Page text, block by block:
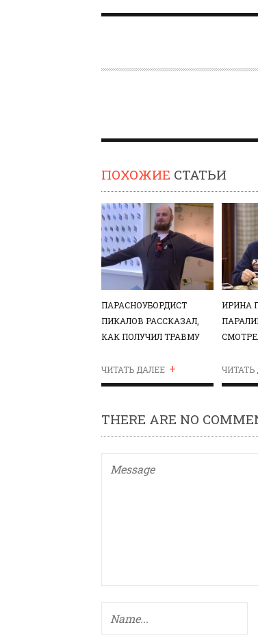
ПОХОЖИЕ СТАТЬИ
ПАРАСНОУБОРДИСТ
ПИКАЛОВ РАССКАЗАЛ,
КАК ПОЛУЧИЛ ТРАВМУ
ЧИТАТЬ ДАЛЕЕ +
ИРИНА
ЧИТАТЬ
THERE ARE NO